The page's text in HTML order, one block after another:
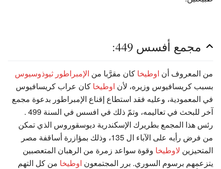
مجمع أفسس 449:
من المعروف أن اوطيخا كان مقرَّبا من الإمبراطور ثيوذوسيوس
بسبب كريسافيوس وزيره، لأن اوطيخا كان عراب كريسافيوس
في المعمودية، وعليه فقد استطاع إقناع الإمبراطور بدعوة مجمع
آخر للبحث في تعاليمه، وتمّ ذلك في افسس في السنة 499 .
رئس هذا المجمع بطريرك الإسكندرية ديوسقوروس الذي تمكن
من فرض رأيه على الآباء ال 135، وذلك بمؤازرة أساقفة مصر
المتحيزين لاوطيخا وقوة سواعد زمرة من الرهبان المتعصبين
يتزعمهم برسوم السوري. برر المجتمعون اوطيخا من كل التهم